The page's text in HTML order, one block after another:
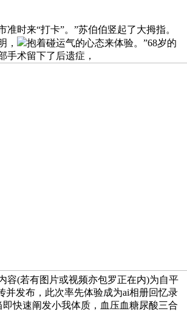
时来“打卡”。”苏伯伯竖起了大拇指。
，
抱着碰运气的心态来体验。”68岁的
手术留下了后遗症，
容(若有图片或视频亦包罗正在内)为自平
并发布，此次率先体验成为ai相册回忆录
即快速阐发小我体质，血压血糖尿酸三合